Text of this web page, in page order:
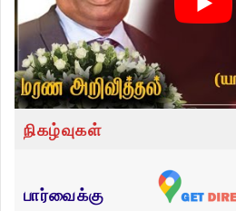
நிகழ்வுகள்
பார்வைக்கு